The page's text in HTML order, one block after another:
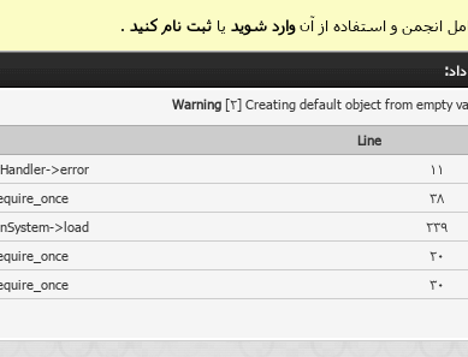
انجمن و استفاده از آنوارد شوید یاثبت نام کنید .
Warning[2] Creating default object from empty
Line
11
>error
38
239
>load
20
30